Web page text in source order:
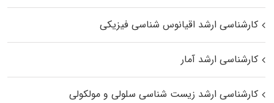
کارشناسی ارشد اقیانوس‌ شناسی فیزیکی
کارشناسی ارشد آمار
کارشناسی ارشد زیست شناسی سلولی و مولکولی